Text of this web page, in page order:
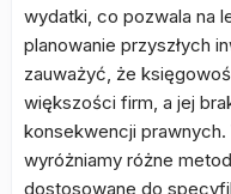
wydatki, co pozwala na
planowanie przyszłych
zauważyć, że
większości firm, a jej
konsekwencji
wyróżniamy różne
dostosowane do